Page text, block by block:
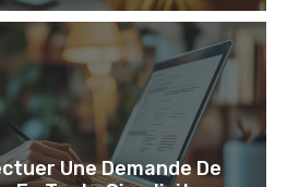
Une Demande De